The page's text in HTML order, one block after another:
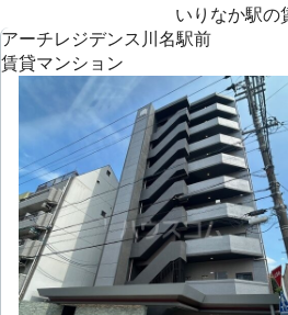
いりなか駅の
アーチレジデンス川名駅前
賃貸マンション